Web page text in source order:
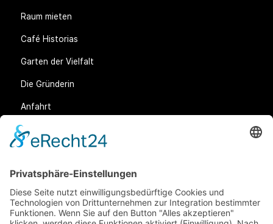
Raum mieten
Café Historias
Garten der Vielfalt
Die Gründerin
Anfahrt
Rechtliches
Allgemeine Geschäftsbedingungen (AGB)
Datenschutz
Impressum